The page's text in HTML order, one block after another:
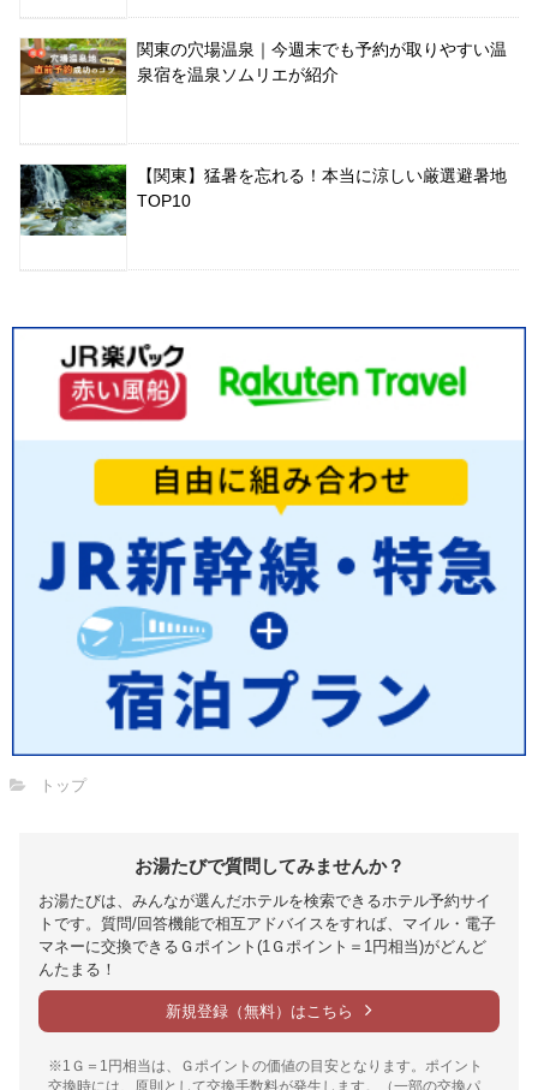
関東の穴場温泉｜今週末でも予約が取りやすい温
泉宿を温泉ソムリエが紹介
【関東】猛暑を忘れる！本当に涼しい厳選避暑地
TOP10
トップ
お湯たびで質問してみませんか？
お湯たびは、みんなが選んだホテルを検索できるホテル予約サイ
トです。質問/回答機能で相互アドバイスをすれば、マイル・電子
マネーに交換できるＧポイント(1Ｇポイント＝1円相当)がどんど
んたまる！
新規登録（無料）はこちら
※1Ｇ＝1円相当は、Ｇポイントの価値の目安となります。ポイント
交換時には、原則として交換手数料が発生します。（一部の交換パ